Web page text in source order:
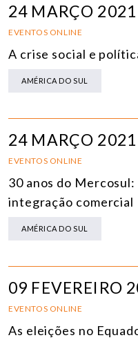
24 MARÇO 2021
EVENTOS ONLINE
A crise social e
AMÉRICA DO SUL
24 MARÇO 2021
EVENTOS ONLINE
30 anos do Mercosul:
integração comercial
AMÉRICA DO SUL
09 FEVEREIRO
EVENTOS ONLINE
As eleições no